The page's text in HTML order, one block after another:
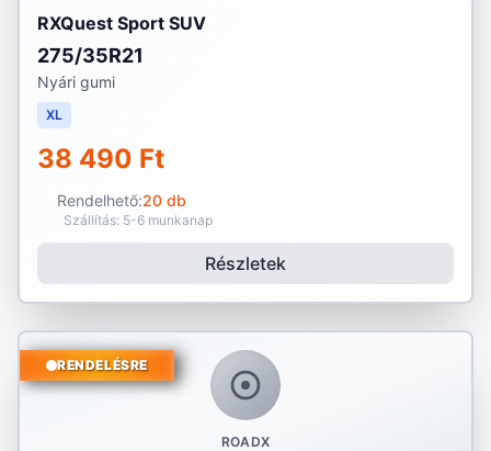
RXQuest Sport SUV
275/35R21
Nyári gumi
XL
38 490 Ft
Rendelhető:20 db
Szállítás: 5-6 munkanap
Részletek
ROADX
RENDELÉSRE